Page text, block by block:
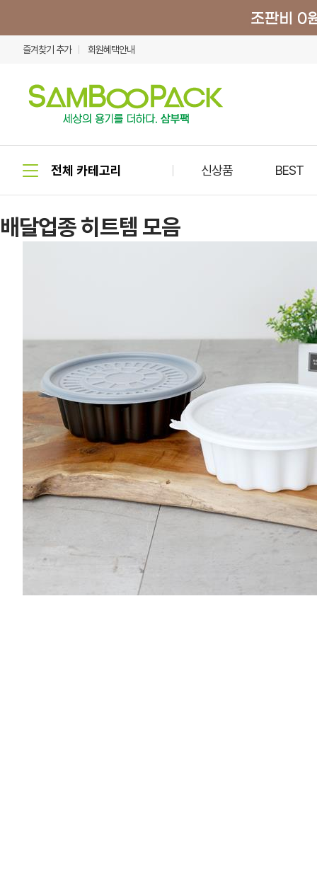
즐겨찾기 추가 회원혜택안내
신상품 BEST
배달업종 히트템 모음